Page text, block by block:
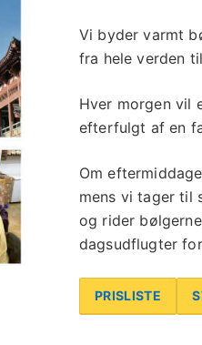
Vi byder varmt
fra hele verden
Hver morgen vil
efterfulgt af en
Om
mens vi tager til
og rider
dagsudflugter
PRISLISTE